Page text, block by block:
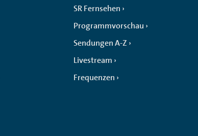
SR Fernsehen
Programmvorschau
Sendungen A-Z
Livestream
Frequenzen